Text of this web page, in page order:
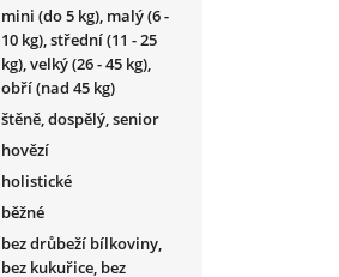
mini (do 5 kg), malý (6 -
10 kg), střední (11 - 25
kg), velký (26 - 45 kg),
obří (nad 45 kg)
štěně, dospělý, senior
hovězí
holistické
běžné
bez drůbeží bílkoviny,
bez kukuřice, bez